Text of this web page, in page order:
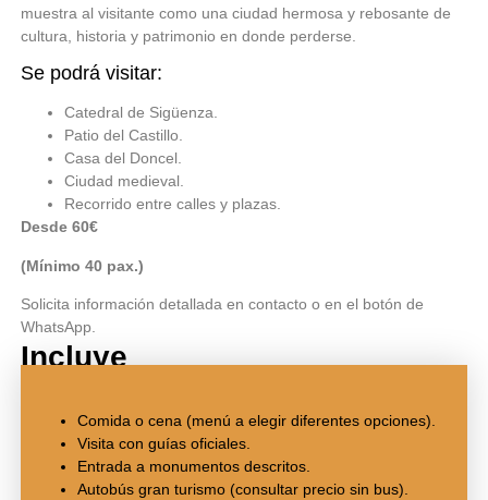
muestra al visitante como una ciudad hermosa y rebosante de
cultura, historia y patrimonio en donde perderse.
Se podrá visitar:
Catedral de Sigüenza.
Patio del Castillo.
Casa del Doncel.
Ciudad medieval.
Recorrido entre calles y plazas.
Desde 60€
(Mínimo 40 pax.)
Solicita información detallada en contacto o en el botón de
WhatsApp.
Incluye
Comida o cena (menú a elegir diferentes opciones).
Visita con guías oficiales.
Entrada a monumentos descritos.
Autobús gran turismo (consultar precio sin bus).